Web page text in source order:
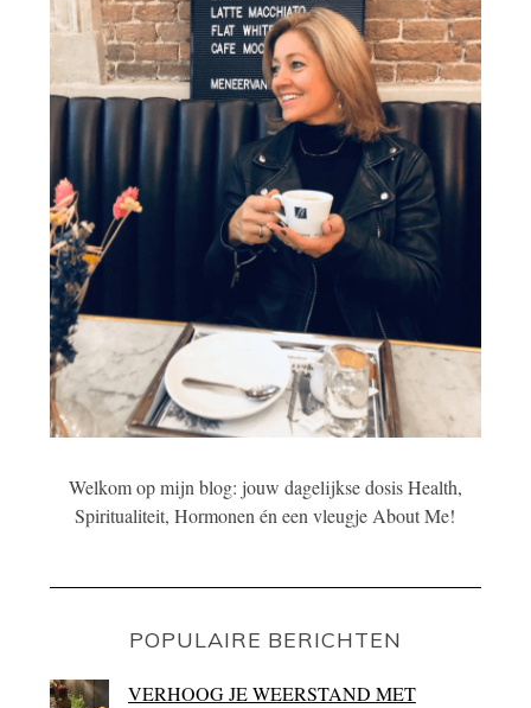
Welkom op mijn blog: jouw dagelijkse dosis Health,
Spiritualiteit, Hormonen én een vleugje About Me!
POPULAIRE BERICHTEN
VERHOOG JE WEERSTAND MET